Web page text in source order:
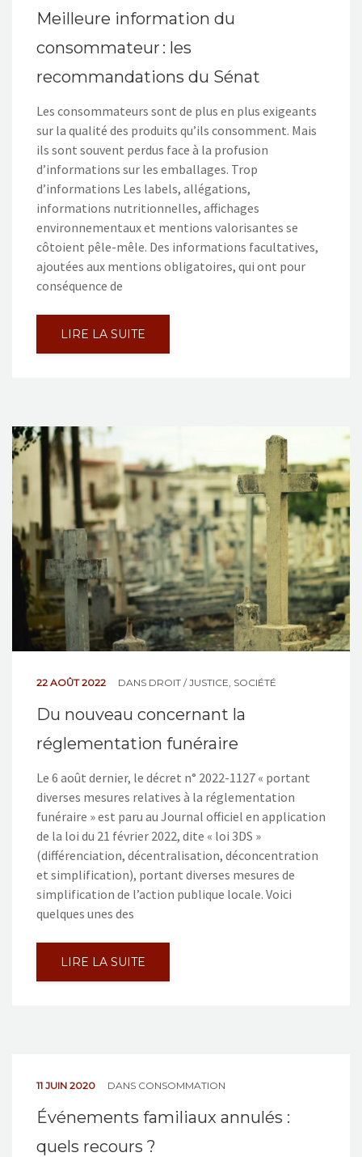
Meilleure information du
consommateur : les
recommandations du Sénat
Les consommateurs sont de plus en plus exigeants
sur la qualité des produits qu’ils consomment. Mais
ils sont souvent perdus face à la profusion
d’informations sur les emballages. Trop
d’informations Les labels, allégations,
informations nutritionnelles, affichages
environnementaux et mentions valorisantes se
côtoient pêle-mêle. Des informations facultatives,
ajoutées aux mentions obligatoires, qui ont pour
conséquence de
LIRE LA SUITE
22 AOÛT 2022 DANS DROIT / JUSTICE SOCIÉTÉ
Du nouveau concernant la
réglementation funéraire
Le 6 août dernier, le décret n° 2022-1127 « portant
diverses mesures relatives à la réglementation
funéraire » est paru au Journal officiel en application
de la loi du 21 février 2022, dite « loi 3DS »
(différenciation, décentralisation, déconcentration
et simplification), portant diverses mesures de
simplification de l’action publique locale. Voici
quelques unes des
LIRE LA SUITE
11 JUIN 2020 DANS CONSOMMATION
Événements familiaux annulés :
quels recours ?